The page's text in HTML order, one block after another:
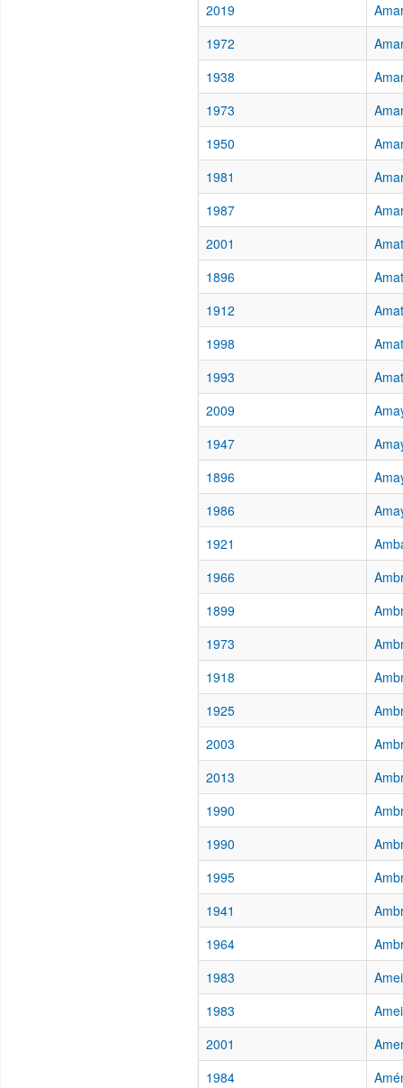
2019
1972
1938
1973
1950
1981
1987
2001
1896
1912
1998
1993
2009
1947
1896
1986
1921
1966
1899
1973
1918
1925
2003
2013
1990
1990
1995
1941
1964
1983
1983
2001
1984